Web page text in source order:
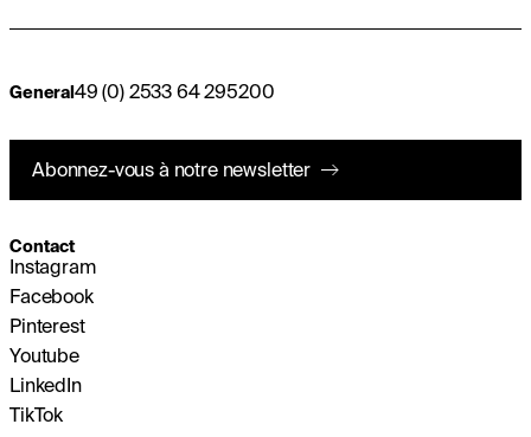
General 49 (0) 2533 64 295200
Abonnez-vous à notre newsletter
Contact
Instagram
Facebook
Pinterest
Youtube
LinkedIn
TikTok